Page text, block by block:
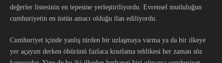
değerler listesinin en tepesine yerleştiriliyordu. Evrensel mutluluğun
cumhuriyetin en üstün amacı olduğu ilan ediliyordu.
Cumhuriyet içinde yanlış türden bir uzlaşmaya varma ya da bir ilkeye
yer açayım derken öbürünü fazlaca kısıtlama tehlikesi her zaman söz